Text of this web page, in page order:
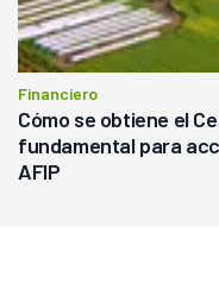
Financiero
Cómo se obtiene el
fundamental para
AFIP